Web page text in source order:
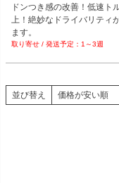
ドンつき感の改善！低速ト
上！絶妙なドライバリティ
ます。
1～3週
並び替え 価格が安い順